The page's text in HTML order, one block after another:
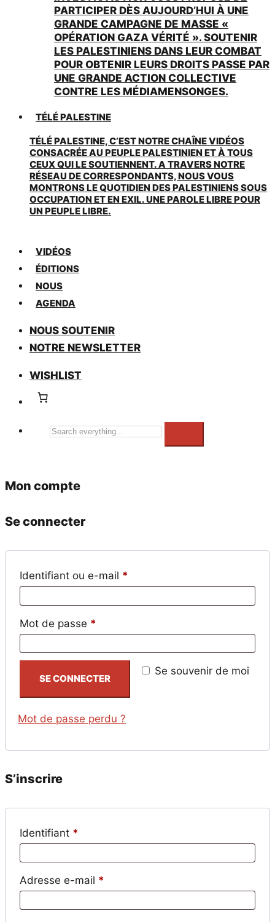
PARTICIPER DÈS AUJOURD’HUI À UNE
GRANDE CAMPAGNE DE MASSE «
OPÉRATION GAZA VÉRITÉ ». SOUTENIR
LES PALESTINIENS DANS LEUR COMBAT
POUR OBTENIR LEURS DROITS PASSE PAR
UNE GRANDE ACTION COLLECTIVE
CONTRE LES MÉDIAMENSONGES.
TÉLÉ PALESTINE
TÉLÉ PALESTINE, C’EST NOTRE CHAÎNE VIDÉOS
CONSACRÉE AU PEUPLE PALESTINIEN ET À TOUS
CEUX QUI LE SOUTIENNENT. A TRAVERS NOTRE
RÉSEAU DE CORRESPONDANTS, NOUS VOUS
MONTRONS LE QUOTIDIEN DES PALESTINIENS SOUS
OCCUPATION ET EN EXIL. UNE PAROLE LIBRE POUR
UN PEUPLE LIBRE.
VIDÉOS
ÉDITIONS
NOUS
AGENDA
NOUS SOUTENIR
NOTRE NEWSLETTER
WISHLIST
Search
Mon compte
Se connecter
Identifiant ou e-mail *
Mot de passe *
Se souvenir de moi
SE CONNECTER
Mot de passe perdu ?
S’inscrire
Identifiant *
Adresse e-mail *